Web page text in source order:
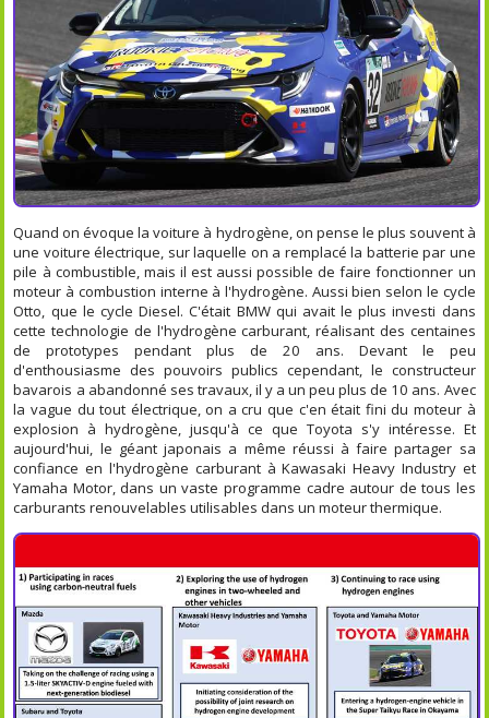
Quand on évoque la voiture à hydrogène, on pense le plus souvent à
une voiture électrique, sur laquelle on a remplacé la batterie par une
pile à combustible, mais il est aussi possible de faire fonctionner un
moteur à combustion interne à l'hydrogène. Aussi bien selon le cycle
Otto, que le cycle Diesel. C'était BMW qui avait le plus investi dans
cette technologie de l'hydrogène carburant, réalisant des centaines
de prototypes pendant plus de 20 ans. Devant le peu
d'enthousiasme des pouvoirs publics cependant, le constructeur
bavarois a abandonné ses travaux, il y a un peu plus de 10 ans. Avec
la vague du tout électrique, on a cru que c'en était fini du moteur à
explosion à hydrogène, jusqu'à ce que Toyota s'y intéresse. Et
aujourd'hui, le géant japonais a même réussi à faire partager sa
confiance en l'hydrogène carburant à Kawasaki Heavy Industry et
Yamaha Motor, dans un vaste programme cadre autour de tous les
carburants renouvelables utilisables dans un moteur thermique.